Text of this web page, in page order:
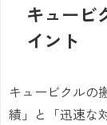
キュービ
イント
キュービクルの
績」と「迅速な